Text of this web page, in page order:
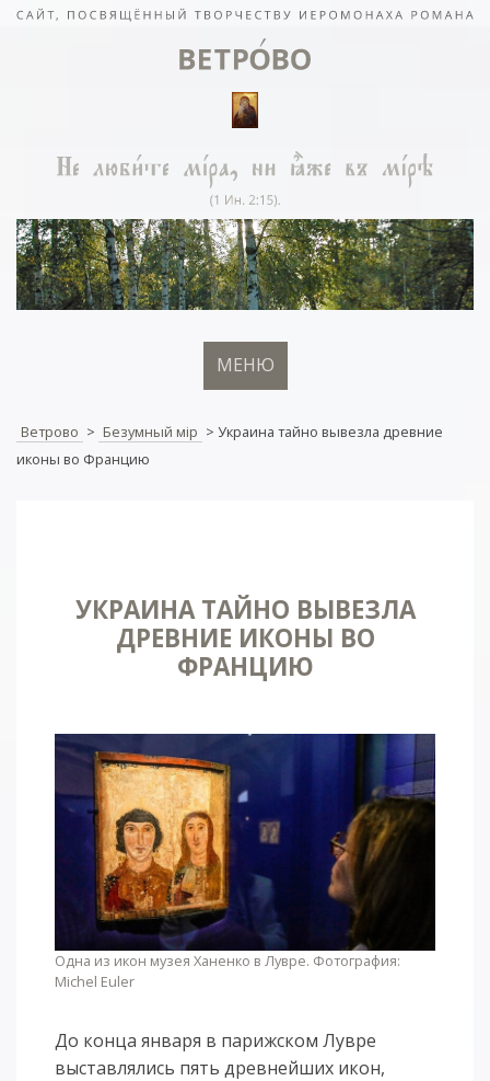
МЕНЮ
Ветрово > Безумный мiр > Украина тайно вывезла древние
иконы во Францию
УКРАИНА ТАЙНО ВЫВЕЗЛА
ДРЕВНИЕ ИКОНЫ ВО
ФРАНЦИЮ
Одна из икон музея Ханенко в Лувре. Фотография:
Michel Euler
До конца января в парижском Лувре
выставлялись пять древнейших икон,